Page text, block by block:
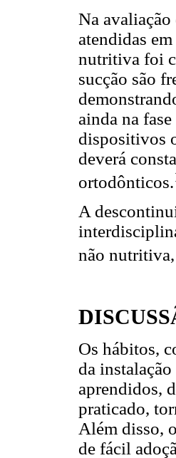
Na avaliação
atendidas
nutritiva foi
sucção são
ainda na
dispositivos
deverá
ortodônticos.
A
não nutritiva,
Os hábitos,
da
aprendidos,
praticado,
Além disso,
de fácil